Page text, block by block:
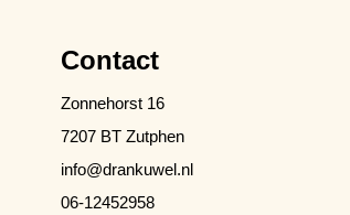
Contact
Zonnehorst 16
7207 BT Zutphen
info@drankuwel.nl
06-12452958